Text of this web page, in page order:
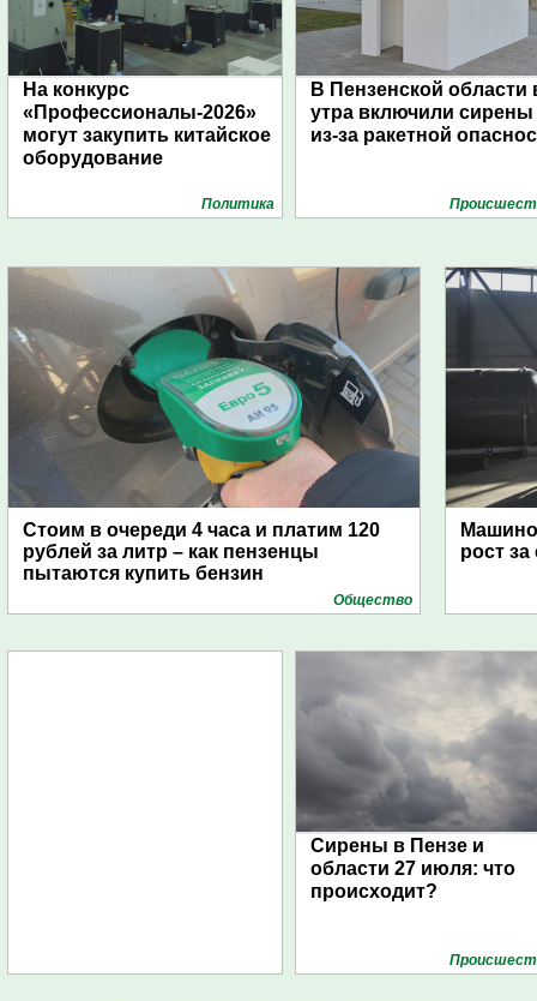
На конкурс
«Профессионалы-2026»
могут закупить китайское
оборудование
Политика
В Пензенской области
утра включили сирены
из-за ракетной
Стоим в очереди 4 часа и платим 120
рублей за литр – как пензенцы
пытаются купить бензин
Общество
рост за
Сирены в Пензе и
области 27 июля: что
происходит?